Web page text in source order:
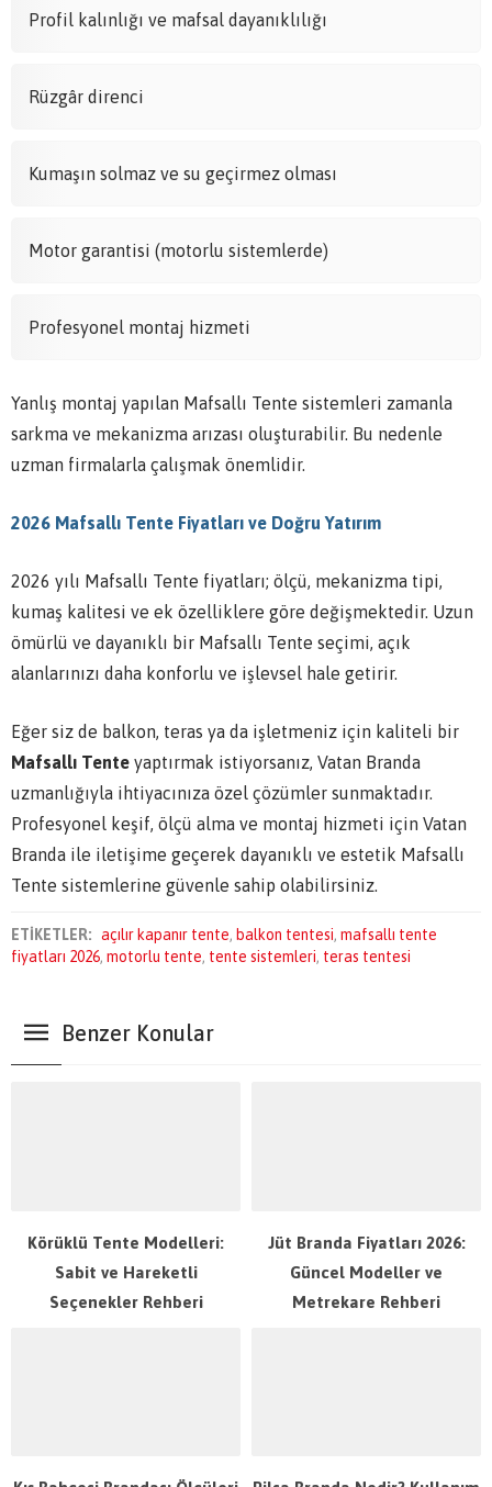
Profil kalınlığı ve mafsal dayanıklılığı
Rüzgâr direnci
Kumaşın solmaz ve su geçirmez olması
Motor garantisi (motorlu sistemlerde)
Profesyonel montaj hizmeti
Yanlış montaj yapılan Mafsallı Tente sistemleri zamanla
sarkma ve mekanizma arızası oluşturabilir. Bu nedenle
uzman firmalarla çalışmak önemlidir.
2026 Mafsallı Tente Fiyatları ve Doğru Yatırım
2026 yılı Mafsallı Tente fiyatları; ölçü, mekanizma tipi,
kumaş kalitesi ve ek özelliklere göre değişmektedir. Uzun
ömürlü ve dayanıklı bir Mafsallı Tente seçimi, açık
alanlarınızı daha konforlu ve işlevsel hale getirir.
Eğer siz de balkon, teras ya da işletmeniz için kaliteli bir
Mafsallı Tente yaptırmak istiyorsanız, Vatan Branda
uzmanlığıyla ihtiyacınıza özel çözümler sunmaktadır.
Profesyonel keşif, ölçü alma ve montaj hizmeti için Vatan
Branda ile iletişime geçerek dayanıklı ve estetik Mafsallı
Tente sistemlerine güvenle sahip olabilirsiniz.
ETİKETLER: açılır kapanır tente, balkon tentesi, mafsallı tente
fiyatları 2026, motorlu tente, tente sistemleri, teras tentesi
Benzer Konular
Körüklü Tente Modelleri:
Sabit ve Hareketli
Seçenekler Rehberi
Jüt Branda Fiyatları 2026:
Güncel Modeller ve
Metrekare Rehberi